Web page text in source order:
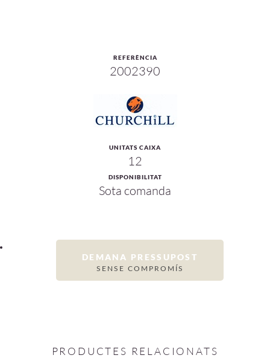
REFERÈNCIA
2002390
UNITATS CAIXA
12
DISPONIBILITAT
Sota comanda
DEMANA PRESSUPOST
SENSE COMPROMÍS
PRODUCTES RELACIONATS